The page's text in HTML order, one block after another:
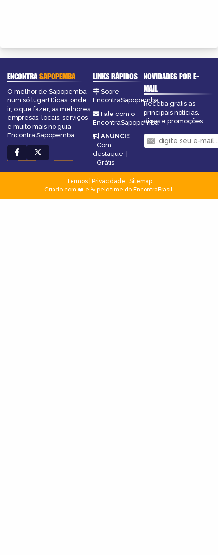
ENCONTRASAPOPEMBA
O melhor de Sapopemba
num só lugar! Dicas, onde
ir, o que fazer, as melhores
empresas, locais, serviços
e muito mais no guia
Encontra Sapopemba.
LINKS RÁPIDOS
Sobre
EncontraSapopemba
Fale com o
EncontraSapopemba
ANUNCIE:
Com
destaque |
Grátis
NOVIDADES POR E-
MAIL
Receba grátis as
principais notícias,
dicas e promoções
Termos| Privacidade
Sitemap
Criado com ❤️ e ☕ pelo time do EncontraBrasil